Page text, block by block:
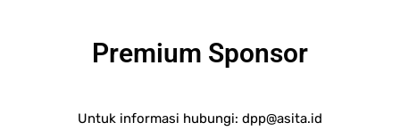
Premium Sponsor
Untuk informasi hubungi: dpp@asita.id